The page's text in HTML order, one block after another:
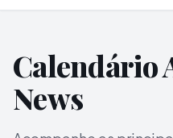
Calendário
News